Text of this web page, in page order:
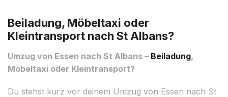
Beiladung, Möbeltaxi oder
Kleintransport nach St Albans?
Umzug von Essen nach St Albans – Beiladung,
Möbeltaxi oder Kleintransport?
Du stehst kurz vor deinem Umzug von Essen nach St